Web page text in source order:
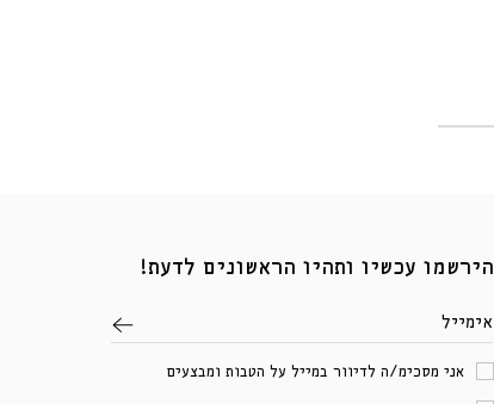
הירשמו עכשיו ותהיו הראשונים לדעת!
אימייל
אני מסכימ/ה לדיוור במייל על הטבות ומבצעים